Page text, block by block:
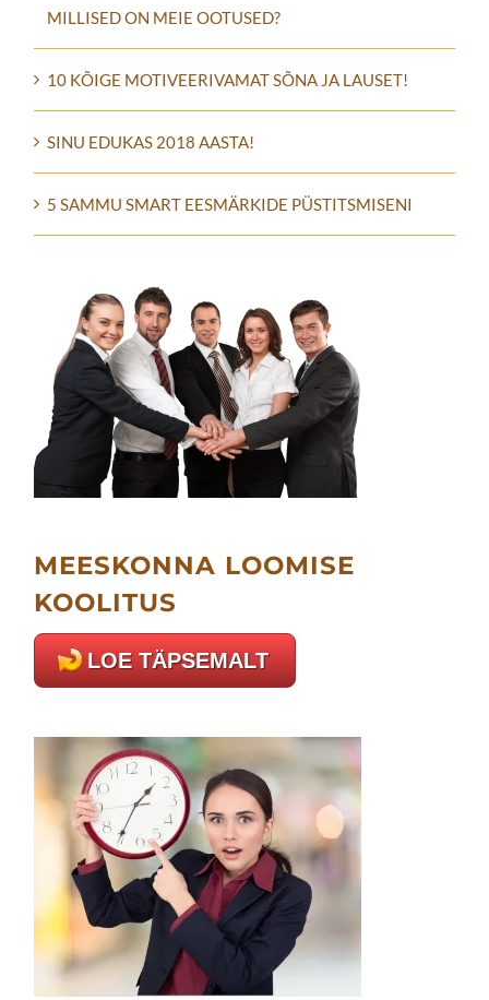
MILLISED ON MEIE OOTUSED?
10 KÕIGE MOTIVEERIVAMAT SÕNA JA LAUSET!
SINU EDUKAS 2018 AASTA!
5 SAMMU SMART EESMÄRKIDE PÜSTITSMISENI
MEESKONNA LOOMISE
KOOLITUS
LOE TÄPSEMALT